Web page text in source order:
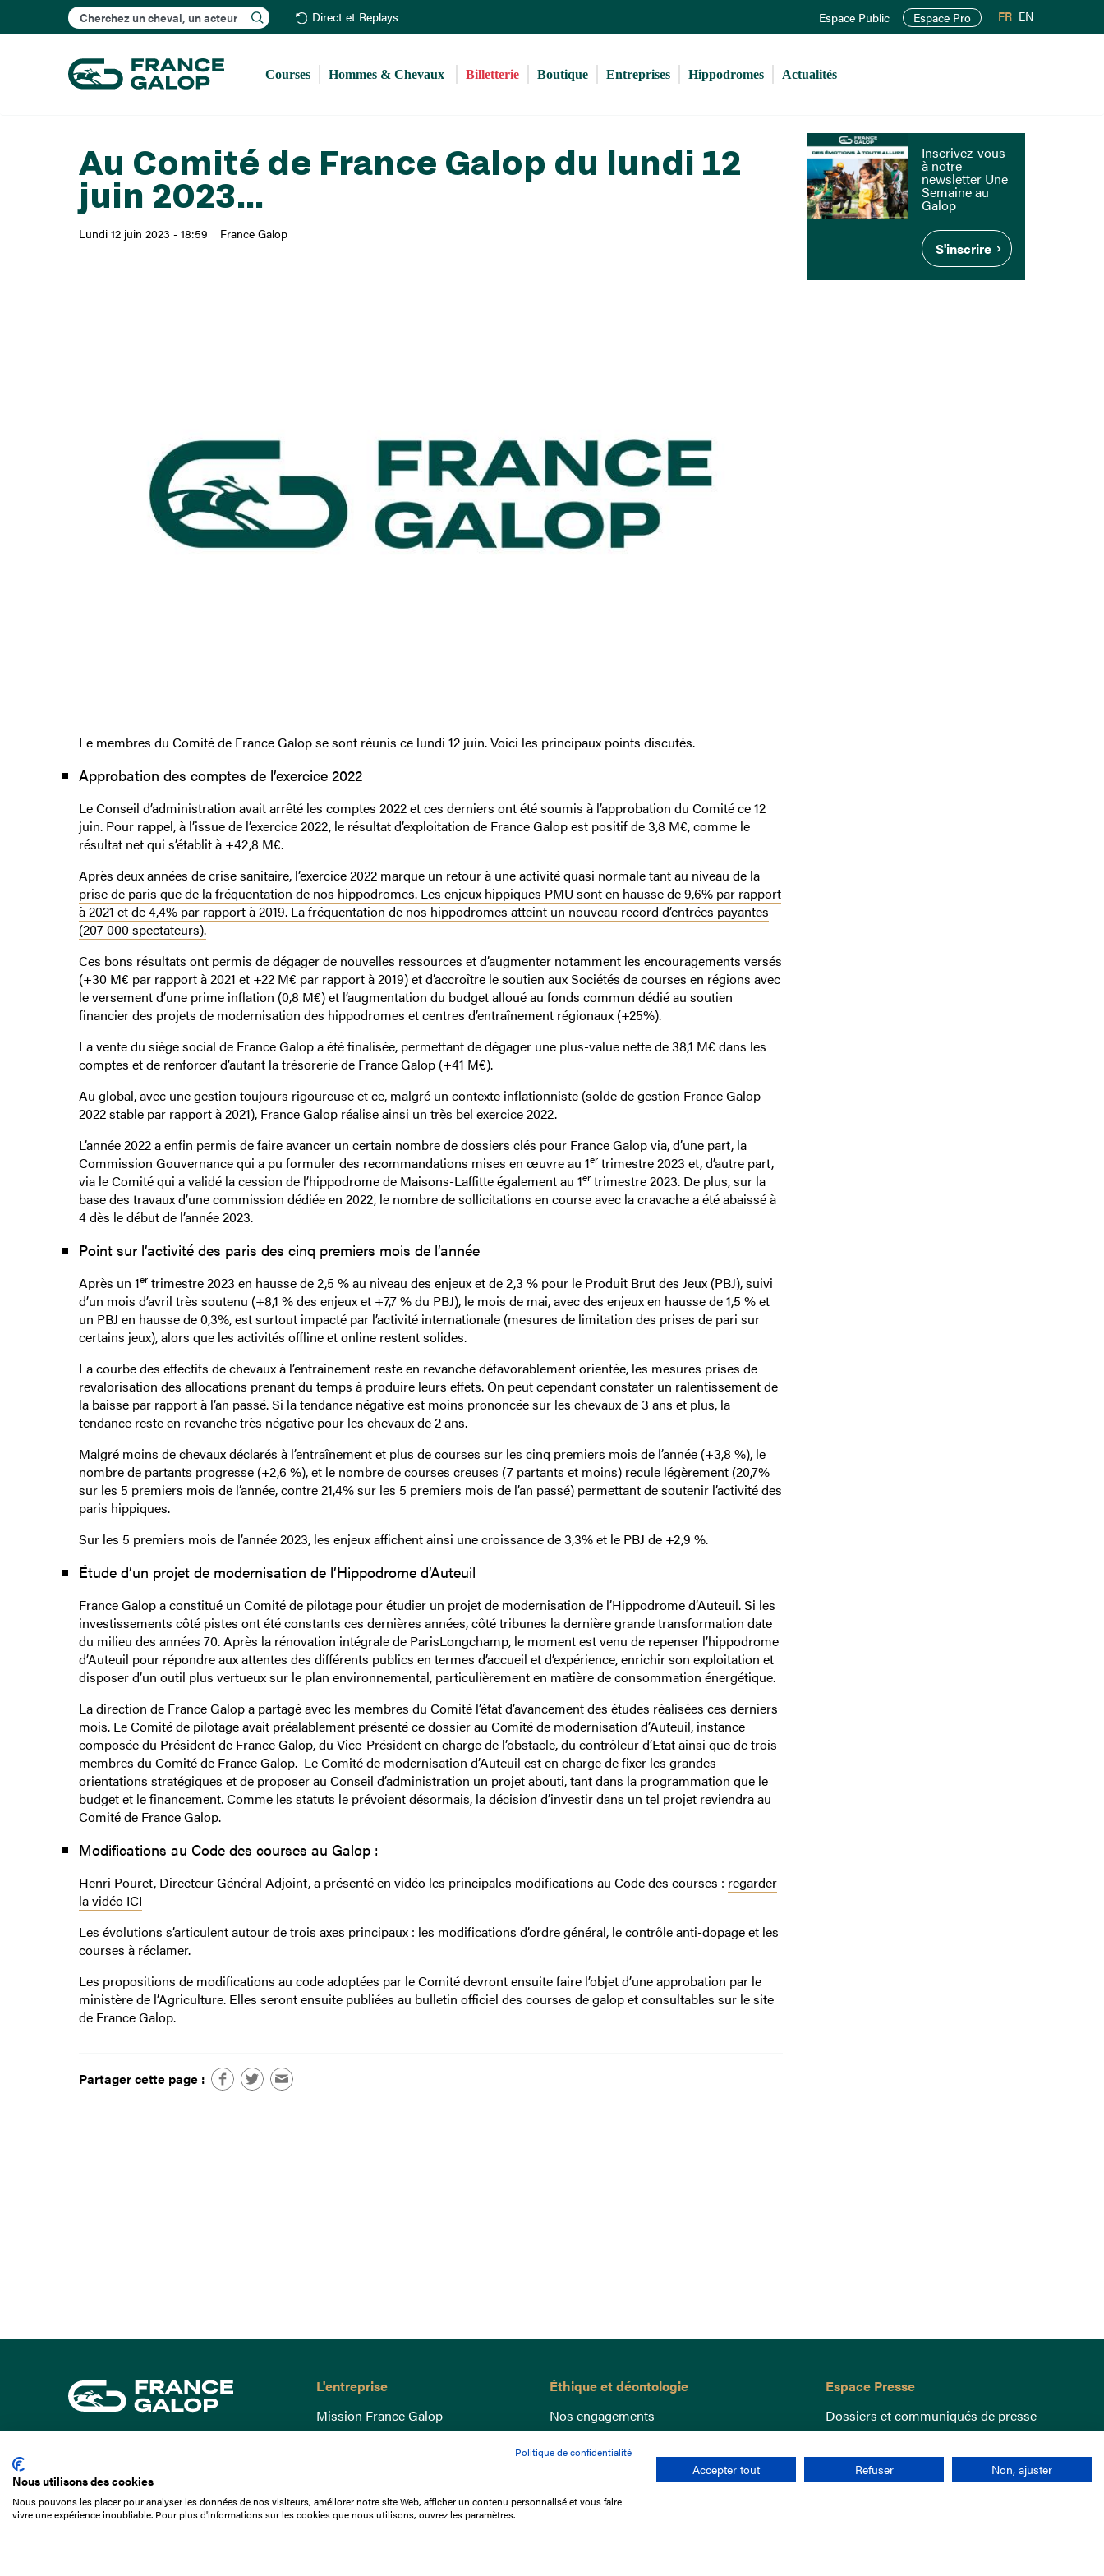
au
principal
Rechercher Direct et Replays Espace Public Espace Pro FR EN
Courses Hommes & Chevaux Billetterie Boutique Entreprises Hippodromes Actualités
Au Comité de France Galop du lundi 12
juin 2023...
Lundi 12 juin 2023 - 18:59 France Galop
Le membres du Comité de France Galop se sont réunis ce lundi 12 juin. Voici les principaux points discutés.
Approbation des comptes de l’exercice 2022
Le Conseil d’administration avait arrêté les comptes 2022 et ces derniers ont été soumis à l’approbation du Comité ce 12
juin. Pour rappel, à l’issue de l’exercice 2022, le résultat d’exploitation de France Galop est positif de 3,8 M€, comme le
résultat net qui s’établit à +42,8 M€.
Après deux années de crise sanitaire, l’exercice 2022 marque un retour à une activité quasi normale tant au niveau de la
prise de paris que de la fréquentation de nos hippodromes. Les enjeux hippiques PMU sont en hausse de 9,6% par rapport
à 2021 et de 4,4% par rapport à 2019. La fréquentation de nos hippodromes atteint un nouveau record d’entrées payantes
(207 000 spectateurs).
Ces bons résultats ont permis de dégager de nouvelles ressources et d’augmenter notamment les encouragements versés
(+30 M€ par rapport à 2021 et +22 M€ par rapport à 2019) et d’accroître le soutien aux Sociétés de courses en régions avec
le versement d’une prime inflation (0,8 M€) et l’augmentation du budget alloué au fonds commun dédié au soutien
financier des projets de modernisation des hippodromes et centres d’entraînement régionaux (+25%).
La vente du siège social de France Galop a été finalisée, permettant de dégager une plus-value nette de 38,1 M€ dans les
comptes et de renforcer d’autant la trésorerie de France Galop (+41 M€).
Au global, avec une gestion toujours rigoureuse et ce, malgré un contexte inflationniste (solde de gestion France Galop
2022 stable par rapport à 2021), France Galop réalise ainsi un très bel exercice 2022.
L’année 2022 a enfin permis de faire avancer un certain nombre de dossiers clés pour France Galop via, d’une part, la
Commission Gouvernance qui a pu formuler des recommandations mises en œuvre au 1ertrimestre 2023 et, d’autre part,
via le Comité qui a validé la cession de l’hippodrome de Maisons-Laffitte également au 1ertrimestre 2023. De plus, sur la
base des travaux d’une commission dédiée en 2022, le nombre de sollicitations en course avec la cravache a été abaissé à
4 dès le début de l’année 2023.
Point sur l’activité des paris des cinq premiers mois de l’année
Après un 1ertrimestre 2023 en hausse de 2,5 % au niveau des enjeux et de 2,3 % pour le Produit Brut des Jeux (PBJ), suivi
d’un mois d’avril très soutenu (+8,1 % des enjeux et +7,7 % du PBJ), le mois de mai, avec des enjeux en hausse de 1,5 % et
un PBJ en hausse de 0,3%, est surtout impacté par l’activité internationale (mesures de limitation des prises de pari sur
certains jeux), alors que les activités offline et online restent solides.
La courbe des effectifs de chevaux à l’entrainement reste en revanche défavorablement orientée, les mesures prises de
revalorisation des allocations prenant du temps à produire leurs effets. On peut cependant constater un ralentissement de
la baisse par rapport à l’an passé. Si la tendance négative est moins prononcée sur les chevaux de 3 ans et plus, la
tendance reste en revanche très négative pour les chevaux de 2 ans.
Malgré moins de chevaux déclarés à l’entraînement et plus de courses sur les cinq premiers mois de l’année (+3,8 %), le
nombre de partants progresse (+2,6 %), et le nombre de courses creuses (7 partants et moins) recule légèrement (20,7%
sur les 5 premiers mois de l’année, contre 21,4% sur les 5 premiers mois de l’an passé) permettant de soutenir l’activité des
paris hippiques.
Sur les 5 premiers mois de l’année 2023, les enjeux affichent ainsi une croissance de 3,3% et le PBJ de +2,9 %.
Étude d’un projet de modernisation de l’Hippodrome d’Auteuil
France Galop a constitué un Comité de pilotage pour étudier un projet de modernisation de l’Hippodrome d’Auteuil. Si les
investissements côté pistes ont été constants ces dernières années, côté tribunes la dernière grande transformation date
du milieu des années 70. Après la rénovation intégrale de ParisLongchamp, le moment est venu de repenser l’hippodrome
d’Auteuil pour répondre aux attentes des différents publics en termes d’accueil et d’expérience, enrichir son exploitation et
disposer d’un outil plus vertueux sur le plan environnemental, particulièrement en matière de consommation énergétique.
La direction de France Galop a partagé avec les membres du Comité l’état d’avancement des études réalisées ces derniers
mois. Le Comité de pilotage avait préalablement présenté ce dossier au Comité de modernisation d’Auteuil, instance
composée du Président de France Galop, du Vice-Président en charge de l’obstacle, du contrôleur d’Etat ainsi que de trois
membres du Comité de France Galop. Le Comité de modernisation d’Auteuil est en charge de fixer les grandes
orientations stratégiques et de proposer au Conseil d’administration un projet abouti, tant dans la programmation que le
budget et le financement. Comme les statuts le prévoient désormais, la décision d’investir dans un tel projet reviendra au
Comité de France Galop.
Modifications au Code des courses au Galop :
Henri Pouret, Directeur Général Adjoint, a présenté en vidéo les principales modifications au Code des courses : regarder
la vidéo ICI
Les évolutions s’articulent autour de trois axes principaux : les modifications d’ordre général, le contrôle anti-dopage et les
courses à réclamer.
Les propositions de modifications au code adoptées par le Comité devront ensuite faire l’objet d’une approbation par le
ministère de l’Agriculture. Elles seront ensuite publiées au bulletin officiel des courses de galop et consultables sur le site
de France Galop.
Partager cette page :
Inscrivez-vous
à notre
newsletter Une
Semaine au
Galop
S'inscrire
01 49 10 20 29
L'entreprise
Mission France Galop
Gouvernance
Comprendre les courses
Docuthèque
Éthique et déontologie
Nos engagements
Lutte anti-dopage
Bien être equin
Index Egalité Femmes-Hommes
Jeu responsable
Espace Presse
Dossiers et communiqués de presse
Politique de confidentialité
Nous utilisons des cookies
Nous pouvons les placer pour analyser les données de nos visiteurs, améliorer notre site Web, afficher un contenu personnalisé et vous faire
vivre une expérience inoubliable. Pour plus d'informations sur les cookies que nous utilisons, ouvrez les paramètres.
Accepter tout Refuser Non, ajuster